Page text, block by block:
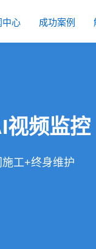
中心 成功案例
频监
工+终身维护